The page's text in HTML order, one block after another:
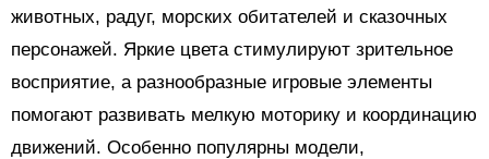
животных, радуг, морских обитателей и сказочных
персонажей. Яркие цвета стимулируют зрительное
восприятие, а разнообразные игровые элементы
помогают развивать мелкую моторику и координацию
движений. Особенно популярны модели,